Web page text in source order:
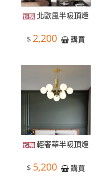
北歐風半吸頂燈
$ 2,200 購買
輕奢華半吸頂燈
$ 5,200 購買